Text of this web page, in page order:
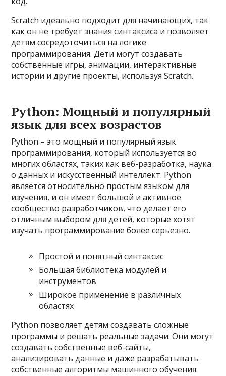
Scratch идеально подходит для начинающих, так
как он не требует знания синтаксиса и позволяет
детям сосредоточиться на логике
программирования. Дети могут создавать
собственные игры, анимации, интерактивные
истории и другие проекты, используя Scratch.
Python: Мощный и популярный
язык для всех возрастов
Python – это мощный и популярный язык
программирования, который используется во
многих областях, таких как веб-разработка, наука
о данных и искусственный интеллект. Python
является относительно простым языком для
изучения, и он имеет большой и активное
сообщество разработчиков, что делает его
отличным выбором для детей, которые хотят
изучать программирование более серьезно.
Простой и понятный синтаксис
Большая библиотека модулей и
инструментов
Широкое применение в различных
областях
Python позволяет детям создавать сложные
программы и решать реальные задачи. Они могут
создавать собственные веб-сайты,
анализировать данные и даже разрабатывать
собственные алгоритмы машинного обучения.